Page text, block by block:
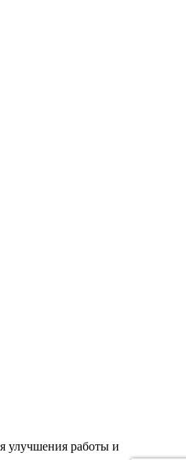
улучшения работы и